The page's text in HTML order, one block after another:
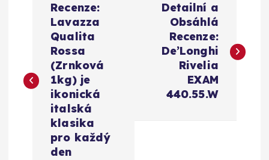
i
Recenze:
Lavazza
Qualita
Rossa
(Zrnková
1kg) je
ikonická
italská
klasika
pro každý
den
Detailní a
Obsáhlá
Recenze:
De’Longhi
Rivelia
EXAM
440.55.W